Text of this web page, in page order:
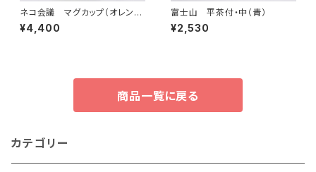
ネコ会議 マグカップ（オレン
ジ）
¥4,400
富士山 平茶付・中（青）
¥2,530
商品一覧に戻る
カテゴリー